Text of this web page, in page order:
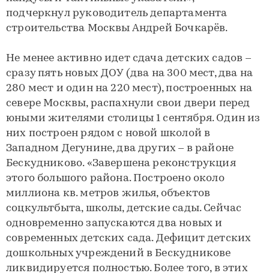
подчеркнул руководитель департамента
строительства Москвы Андрей Бочкарёв.
Не менее активно идет сдача детских садов –
сразу пять новых ДОУ (два на 300 мест, два на
280 мест и один на 220 мест), построенных на
севере Москвы, распахнули свои двери перед
юными жителями столицы 1 сентября. Один из
них построен рядом с новой школой в
Западном Дегунине, два других – в районе
Бескудниково. «Завершена реконструкция
этого большого района. Построено около
миллиона кв. метров жилья, объектов
соцкультбыта, школы, детские сады. Сейчас
одновременно запускаются два новых и
современных детских сада. Дефицит детских
дошкольных учреждений в Бескудникове
ликвидируется полностью. Более того, в этих